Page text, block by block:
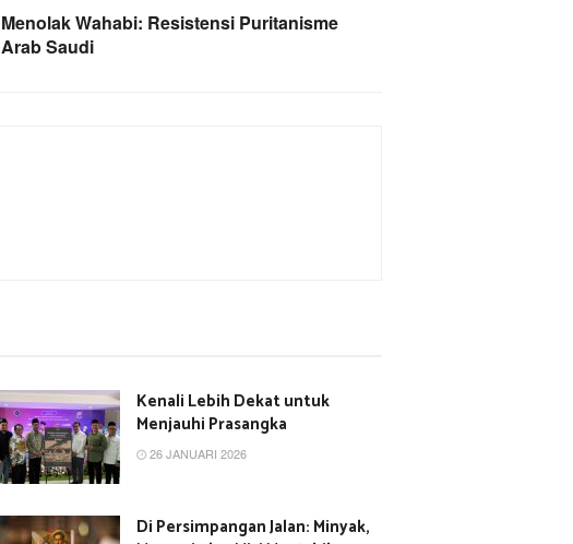
Menolak Wahabi: Resistensi Puritanisme
Arab Saudi
Kenali Lebih Dekat untuk
Menjauhi Prasangka
26 JANUARI 2026
Di Persimpangan Jalan: Minyak,